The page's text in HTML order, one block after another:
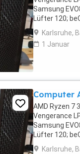
Samsung
Lüfter 120;
Corsair
Karlsruhe,
1 Januar
Computer
AMD Ryzen 7
Vengerance
Samsung
Lüfter 120;
Corsair
Karlsruhe,